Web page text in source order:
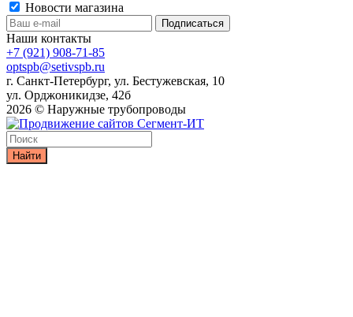
Новости магазина
Наши контакты
+7 (921) 908-71-85
optspb@setivspb.ru
г. Санкт-Петербург, ул. Бестужевская, 10
ул. Орджоникидзе, 42б
2026 © Наружные трубопроводы
Найти